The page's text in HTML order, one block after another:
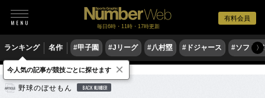
有料会員
毎日6時・11時・17時更新
ランキング 名作 #甲子園 #Jリーグ #八村塁 #ドジャース #ソフト〉
野球 プロ野球
野球のぼせもん BACK NUMBER
今人気の記事が競技ごとに探せます ×